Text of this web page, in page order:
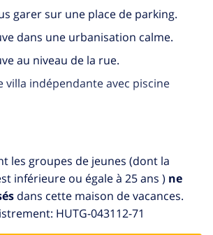
garer sur une place de parking.
dans une urbanisation calme.
au niveau de la rue.
villa indépendante avec piscine
la:
coucher
les groupes de jeunes (dont la
inférieure ou égale à 25 ans ) ne
dans cette maison de vacances.
HUTG-043112-71